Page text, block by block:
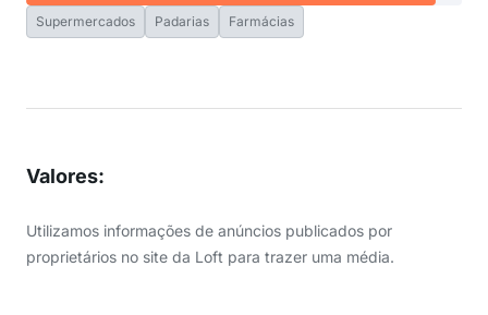
Supermercados Padarias Farmácias
Valores:
Utilizamos informações de anúncios publicados por
proprietários no site da Loft para trazer uma média.